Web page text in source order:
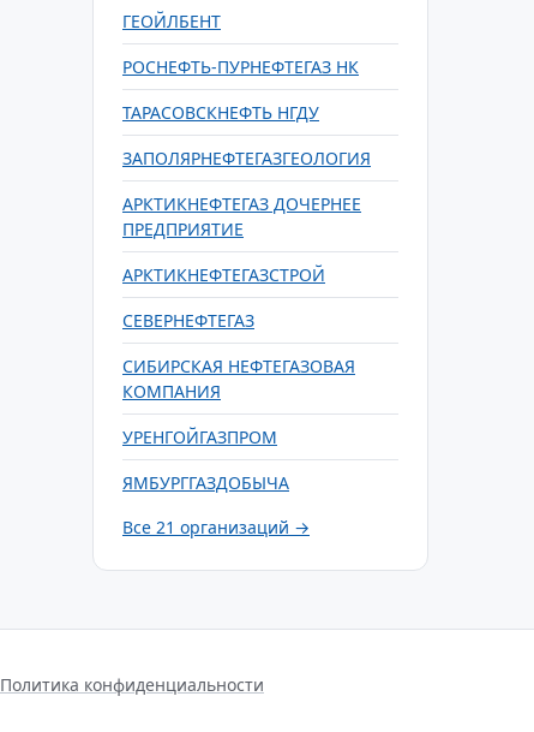
ГЕОЙЛБЕНТ
РОСНЕФТЬ-ПУРНЕФТЕГАЗ НК
ТАРАСОВСКНЕФТЬ НГДУ
ЗАПОЛЯРНЕФТЕГАЗГЕОЛОГИЯ
АРКТИКНЕФТЕГАЗ ДОЧЕРНЕЕ
ПРЕДПРИЯТИЕ
АРКТИКНЕФТЕГАЗСТРОЙ
СЕВЕРНЕФТЕГАЗ
СИБИРСКАЯ НЕФТЕГАЗОВАЯ
КОМПАНИЯ
УРЕНГОЙГАЗПРОМ
ЯМБУРГГАЗДОБЫЧА
Все 21 организаций →
Политика конфиденциальности